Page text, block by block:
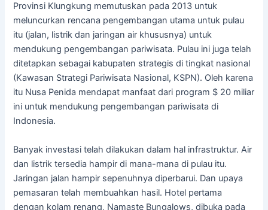
Provinsi Klungkung memutuskan pada 2013 untuk
meluncurkan rencana pengembangan utama untuk pulau
itu (jalan, listrik dan jaringan air khususnya) untuk
mendukung pengembangan pariwisata. Pulau ini juga telah
ditetapkan sebagai kabupaten strategis di tingkat nasional
(Kawasan Strategi Pariwisata Nasional, KSPN). Oleh karena
itu Nusa Penida mendapat manfaat dari program $ 20 miliar
ini untuk mendukung pengembangan pariwisata di
Indonesia.
Banyak investasi telah dilakukan dalam hal infrastruktur. Air
dan listrik tersedia hampir di mana-mana di pulau itu.
Jaringan jalan hampir sepenuhnya diperbarui. Dan upaya
pemasaran telah membuahkan hasil. Hotel pertama
dengan kolam renang, Namaste Bungalows, dibuka pada